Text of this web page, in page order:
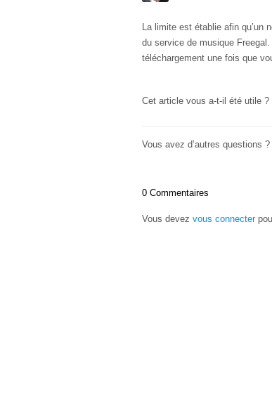
La limite est établie afin qu’un
du service de musique
téléchargement une fois que
Cet article vous a-t-il été utile ?
Vous avez d’autres questions ?
0 Commentaires
Vous devez vous connecter